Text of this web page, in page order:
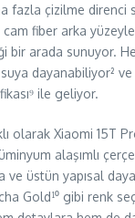
fazla çizilme direnci
fiber arka
bir arada sunuyor.
dayanabiliyor²
ile geliyor.
olarak Xiaomi 15T
alaşımlı
ve üstün yapısal
Gold¹⁰ gibi renk